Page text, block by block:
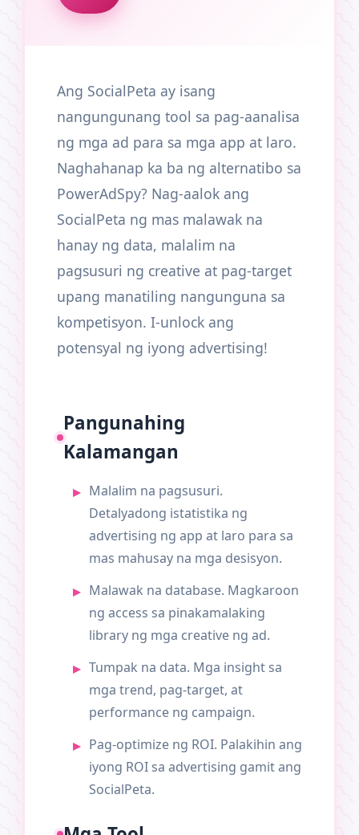
Ang SocialPeta ay isang
nangungunang tool sa pag-aanalisa
ng mga ad para sa mga app at laro.
Naghahanap ka ba ng alternatibo sa
PowerAdSpy? Nag-aalok ang
SocialPeta ng mas malawak na
hanay ng data, malalim na
pagsusuri ng creative at pag-target
upang manatiling nangunguna sa
kompetisyon. I-unlock ang
potensyal ng iyong advertising!
Pangunahing
Kalamangan
Malalim na pagsusuri.
Detalyadong istatistika ng
advertising ng app at laro para sa
mas mahusay na mga desisyon.
Malawak na database. Magkaroon
ng access sa pinakamalaking
library ng mga creative ng ad.
Tumpak na data. Mga insight sa
mga trend, pag-target, at
performance ng campaign.
Pag-optimize ng ROI. Palakihin ang
iyong ROI sa advertising gamit ang
SocialPeta.